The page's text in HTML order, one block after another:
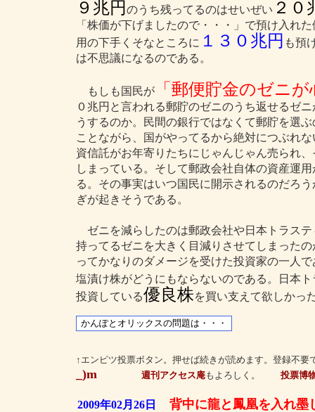
９兆円 のうち残ってるのはせいぜい ２０
「株価が下げましたので・・・」で預け入れ
用の下手くそなところに １３０兆円 も預
は不思議になるのである。
もしも国民が「郵便貯金のゼニが
０兆円と言われる郵貯のゼニのうち返せるゼ
うするのか。民間の銀行ではなくて郵貯を選
ことながら、国がやってるから絶対につぶれ
資信託がお年寄りたちにじゃんじゃん売られ
しまっている。そして郵政会社自体の資産運
る。その事実はいつ国民に開示されるのだろ
ぎが起きそうである。
ゼニを減らしたのは郵政会社や日本トラス
持ってるゼニを大きく目減りさせてしまった
ってかなりのダメージを受けた投資家の一人
塩漬け株がどうにもならないのである。日本
投資している優良株を買い支えて欲しかっ
↑エンピツ投票ボタン。押せば続きが読めます。登録不要
_)m 週刊アクセス庵もよろしく。 投票博
2009年02月26日
背中に龍と鳳凰を入れ墨